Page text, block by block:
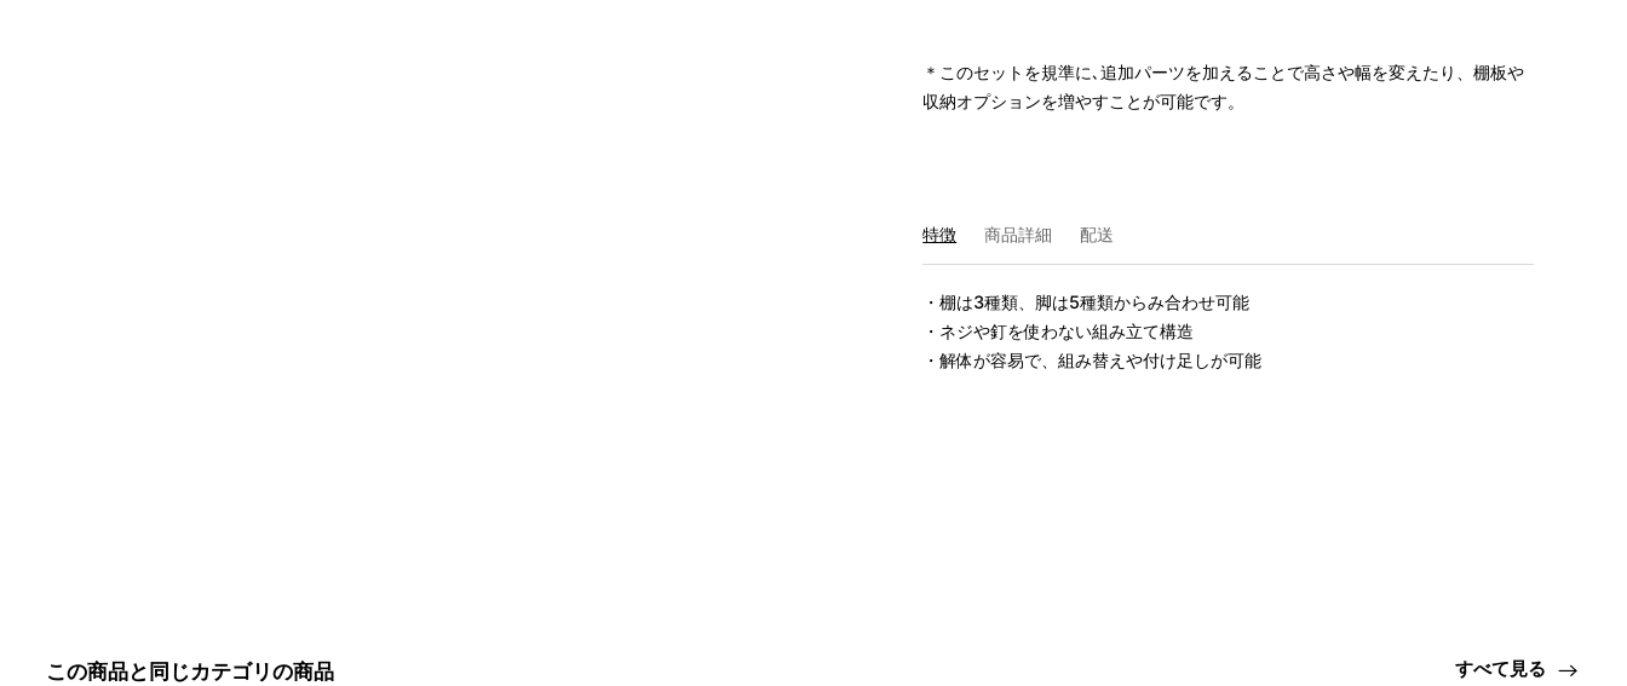
＊このセットを規準に､追加パーツを加えることで高さや幅を変えたり、棚板や
収納オプションを増やすことが可能です。
特徴 商品詳細 配送
・棚は3種類、脚は5種類からみ合わせ可能
・ネジや釘を使わない組み立て構造
・解体が容易で、組み替えや付け足しが可能
この商品と同じカテゴリの商品 すべて見る